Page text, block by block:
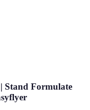
Stand Formulate